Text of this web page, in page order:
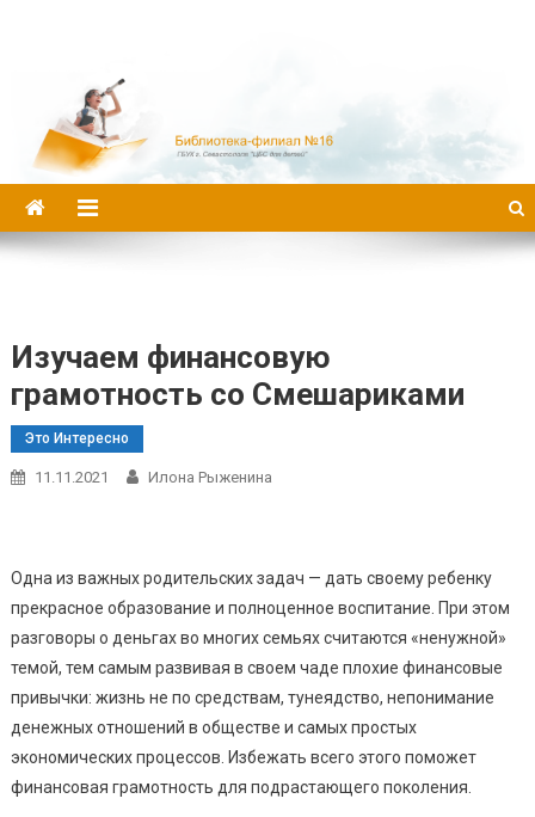
Изучаем финансовую
грамотность со Смешариками
Это Интересно
11.11.2021 Илона Рыженина
Одна из важных родительских задач — дать своему ребенку
прекрасное образование и полноценное воспитание. При этом
разговоры о деньгах во многих семьях считаются «ненужной»
темой, тем самым развивая в своем чаде плохие финансовые
привычки: жизнь не по средствам, тунеядство, непонимание
денежных отношений в обществе и самых простых
экономических процессов. Избежать всего этого поможет
финансовая грамотность для подрастающего поколения.